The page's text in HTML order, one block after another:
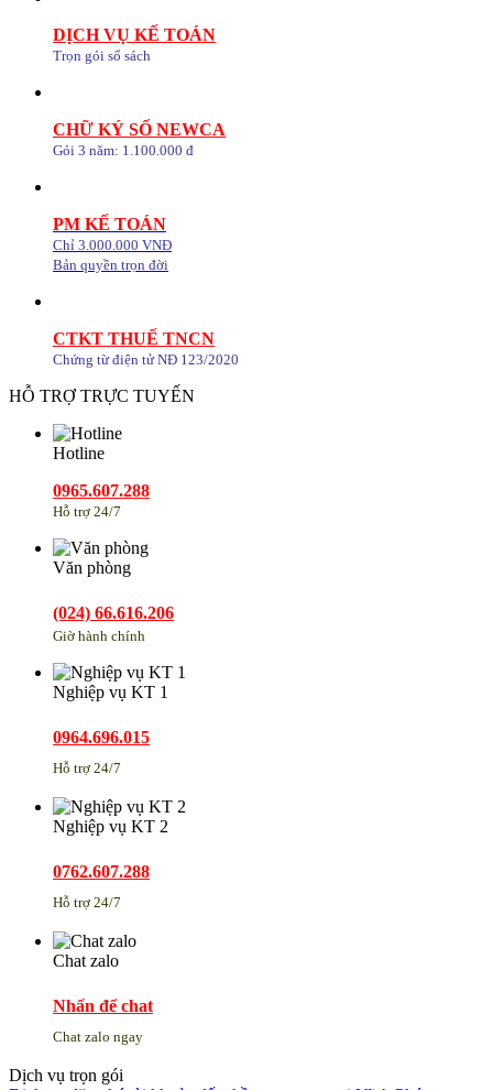
DỊCH VỤ KẾ TOÁN
Trọn gói sổ sách
CHỮ KÝ SỐ NEWCA
Gói 3 năm: 1.100.000 đ
PM KẾ TOÁN
Chỉ 3.000.000 VNĐ
Bản quyền trọn đời
CTKT THUẾ TNCN
Chứng từ điện tử NĐ 123/2020
HỖ TRỢ TRỰC TUYẾN
Hotline
0965.607.288
Hỗ trợ 24/7
Văn phòng
(024) 66.616.206
Giờ hành chính
Nghiệp vụ KT 1
0964.696.015
Hỗ trợ 24/7
Nghiệp vụ KT 2
0762.607.288
Hỗ trợ 24/7
Chat zalo
Nhấn để chat
Chat zalo ngay
Dịch vụ trọn gói